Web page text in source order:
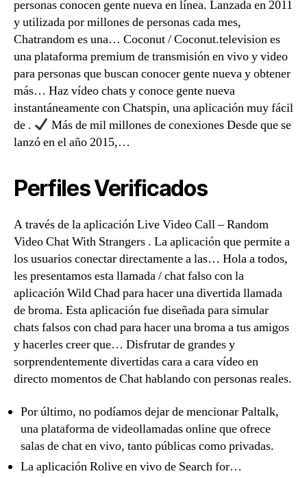
personas conocen gente nueva en línea. Lanzada en 2011
y utilizada por millones de personas cada mes,
Chatrandom es una… Coconut / Coconut.television es
una plataforma premium de transmisión en vivo y video
para personas que buscan conocer gente nueva y obtener
más… Haz vídeo chats y conoce gente nueva
instantáneamente con Chatspin, una aplicación muy fácil
de .
Más de mil millones de conexiones Desde que se
lanzó en el año 2015,…
Perfiles Verificados
A través de la aplicación Live Video Call – Random
Video Chat With Strangers . La aplicación que permite a
los usuarios conectar directamente a las… Hola a todos,
les presentamos esta llamada / chat falso con la
aplicación Wild Chad para hacer una divertida llamada
de broma. Esta aplicación fue diseñada para simular
chats falsos con chad para hacer una broma a tus amigos
y hacerles creer que… Disfrutar de grandes y
sorprendentemente divertidas cara a cara vídeo en
directo momentos de Chat hablando con personas reales.
Por último, no podíamos dejar de mencionar Paltalk,
una plataforma de videollamadas online que ofrece
salas de chat en vivo, tanto públicas como privadas.
La aplicación Rolive en vivo de Search for…